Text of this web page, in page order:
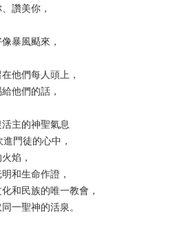
讚美你，
暴風颳來，
他們每人頭上，
他們的話，
主的神聖氣息
門徒的心中，
焰，
和生命作證，
和民族的唯一教會，
一聖神的活泉。